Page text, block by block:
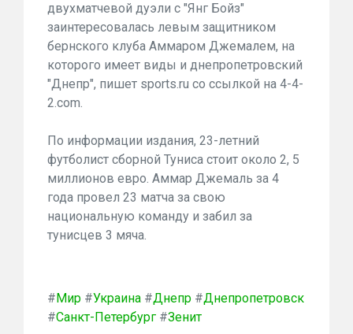
двухматчевой дуэли с "Янг Бойз"
заинтересовалась левым защитником
бернского клуба Аммаром Джемалем, на
которого имеет виды и днепропетровский
"Днепр", пишет sports.ru со ссылкой на 4-4-
2.com.
По информации издания, 23-летний
футболист сборной Туниса стоит около 2, 5
миллионов евро. Аммар Джемаль за 4
года провел 23 матча за свою
национальную команду и забил за
тунисцев 3 мяча.
#Мир #Украина #Днепр #Днепропетровск
#Санкт-Петербург #Зенит